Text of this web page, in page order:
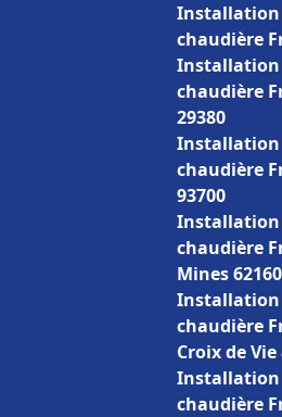
Installation
chaudière
Installation
chaudière
29380
Installation
chaudière
93700
Installation
chaudière
Mines 62160
Installation
chaudière
Croix de Vie
Installation
chaudière